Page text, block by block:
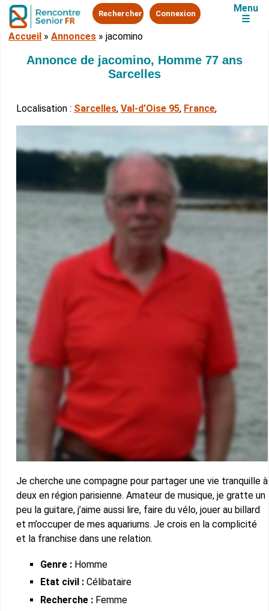
Rechercher Connexion
Menu
☰
Accueil »Annonces »jacomino
Annonce de jacomino, Homme 77 ans
Sarcelles
Localisation : Sarcelles, Val-d’Oise 95, France,
Je cherche une compagne pour partager une vie tranquille à
deux en région parisienne. Amateur de musique, je gratte un
peu la guitare, j’aime aussi lire, faire du vélo, jouer au billard
et m’occuper de mes aquariums. Je crois en la complicité
et la franchise dans une relation.
Genre : Homme
Etat civil : Célibataire
Recherche : Femme